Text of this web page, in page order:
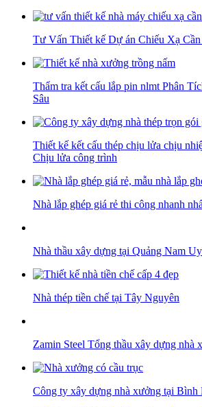
Tư Vấn Thiết kế Dự án Chiếu Xạ
Thẩm tra kết cấu lắp pin nlmt Phân
Sâu
Thiết kế kết cấu thép chịu lửa chịu
Chịu lửa công trình
Nhà lắp ghép giá rẻ thi công nhanh
Nhà thầu xây dựng tại Quảng Nam
Nhà thép tiền chế tại Tây Nguyên
Zamin Steel Tổng thầu xây dựng nhà
Công ty xây dựng nhà xưởng tại Bình